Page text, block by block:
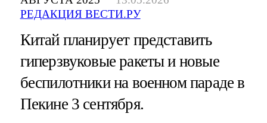
РЕДАКЦИЯ ВЕСТИ.РУ
Китай планирует представить
гиперзвуковые ракеты и новые
беспилотники на военном параде в
Пекине 3 сентября.